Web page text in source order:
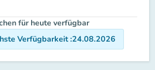
für heute verfügbar
Verfügbarkeit:24.08.2026